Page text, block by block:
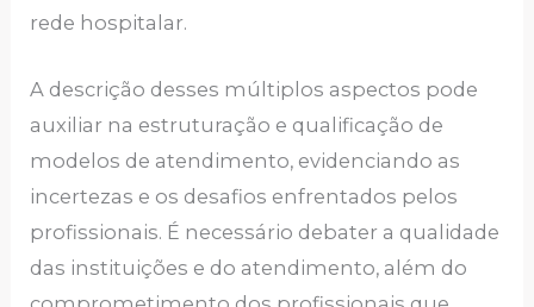
rede hospitalar.
A descrição desses múltiplos aspectos pode
auxiliar na estruturação e qualificação de
modelos de atendimento, evidenciando as
incertezas e os desafios enfrentados pelos
profissionais. É necessário debater a qualidade
das instituições e do atendimento, além do